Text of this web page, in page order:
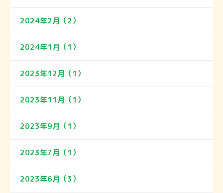
2024年2月（2）
2024年1月（1）
2023年12月（1）
2023年11月（1）
2023年9月（1）
2023年7月（1）
2023年6月（3）